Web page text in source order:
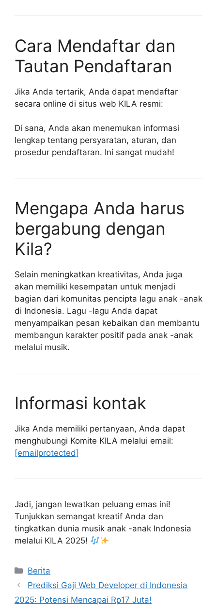
Cara Mendaftar dan
Tautan Pendaftaran
Jika Anda tertarik, Anda dapat mendaftar
secara online di situs web KILA resmi:
Di sana, Anda akan menemukan informasi
lengkap tentang persyaratan, aturan, dan
prosedur pendaftaran. Ini sangat mudah!
Mengapa Anda harus
bergabung dengan
Kila?
Selain meningkatkan kreativitas, Anda juga
akan memiliki kesempatan untuk menjadi
bagian dari komunitas pencipta lagu anak -anak
di Indonesia. Lagu -lagu Anda dapat
menyampaikan pesan kebaikan dan membantu
membangun karakter positif pada anak -anak
melalui musik.
Informasi kontak
Jika Anda memiliki pertanyaan, Anda dapat
menghubungi Komite KILA melalui email:
[emailprotected]
Jadi, jangan lewatkan peluang emas ini!
Tunjukkan semangat kreatif Anda dan
tingkatkan dunia musik anak -anak Indonesia
melalui KILA 2025!
Kategori
Berita
Prediksi Gaji Web Developer di Indonesia
2025: Potensi Mencapai Rp17 Juta!